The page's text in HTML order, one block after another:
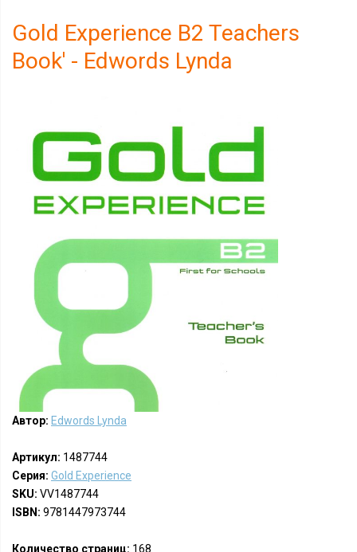
Gold Experience B2 Teachers
Book' - Edwords Lynda
Автор: Edwords Lynda
Артикул: 1487744
Серия: Gold Experience
SKU: VV1487744
ISBN: 9781447973744
Количество страниц: 168